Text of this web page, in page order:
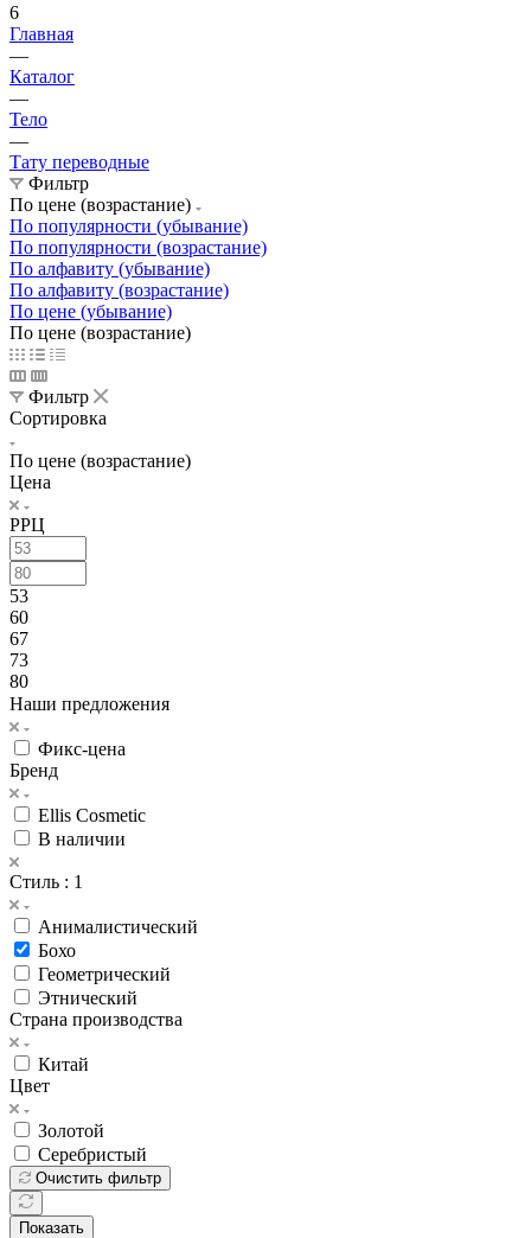
6
Главная
—
Каталог
—
Тело
—
Тату переводные
Фильтр
По цене (возрастание)
По популярности (убывание)
По популярности (возрастание)
По алфавиту (убывание)
По алфавиту (возрастание)
По цене (убывание)
По цене (возрастание)
Фильтр
Сортировка
По цене (возрастание)
Цена
РРЦ
53
60
67
73
80
Наши предложения
Фикс-цена
Бренд
Ellis Cosmetic
В наличии
Стиль : 1
Анималистический
Бохо
Геометрический
Этнический
Страна производства
Китай
Цвет
Золотой
Серебристый
Очистить фильтр
Показать